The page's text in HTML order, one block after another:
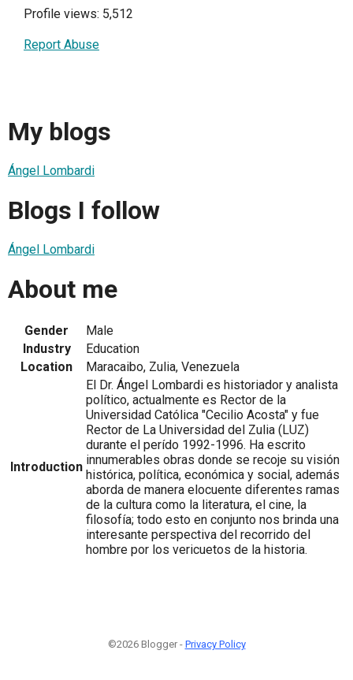
Profile views: 5,512
Report Abuse
My blogs
Ángel Lombardi
Blogs I follow
Ángel Lombardi
About me
Gender
Male
Industry
Education
Location
Maracaibo, Zulia, Venezuela
Introduction
El Dr. Ángel Lombardi es historiador y analista
político, actualmente es Rector de la
Universidad Católica "Cecilio Acosta" y fue
Rector de La Universidad del Zulia (LUZ)
durante el perído 1992-1996. Ha escrito
innumerables obras donde se recoje su visión
histórica, política, económica y social, además
aborda de manera elocuente diferentes ramas
de la cultura como la literatura, el cine, la
filosofía; todo esto en conjunto nos brinda una
interesante perspectiva del recorrido del
hombre por los vericuetos de la historia.
©2026 Blogger - Privacy Policy